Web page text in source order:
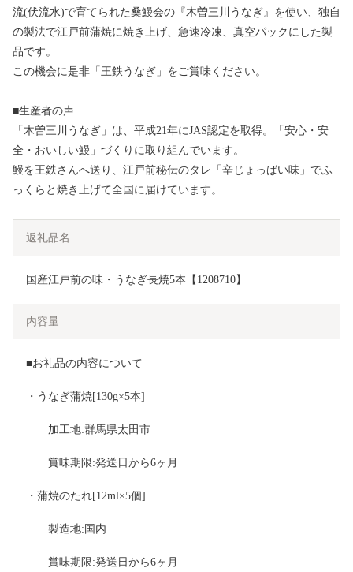
流(伏流水)で育てられた桑鰻会の『木曽三川うなぎ』を使い、独自
の製法で江戸前蒲焼に焼き上げ、急速冷凍、真空パックにした製
品です。
この機会に是非「王鉄うなぎ」をご賞味ください。
■生産者の声
「木曽三川うなぎ」は、平成21年にJAS認定を取得。「安心・安
全・おいしい鰻」づくりに取り組んでいます。
鰻を王鉄さんへ送り、江戸前秘伝のタレ「辛じょっばい味」でふ
っくらと焼き上げて全国に届けています。
返礼品名
国産江戸前の味・うなぎ長焼5本【1208710】
内容量
■お礼品の内容について
・うなぎ蒲焼[130g×5本]
加工地:群馬県太田市
賞味期限:発送日から6ヶ月
・蒲焼のたれ[12ml×5個]
製造地:国内
賞味期限:発送日から6ヶ月